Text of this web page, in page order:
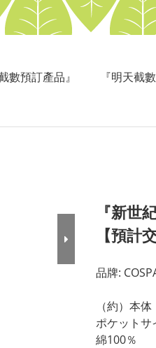
數預訂產品』 『明天截
『新世
【預計
品牌:
（約）本
ポケットサ
綿100％